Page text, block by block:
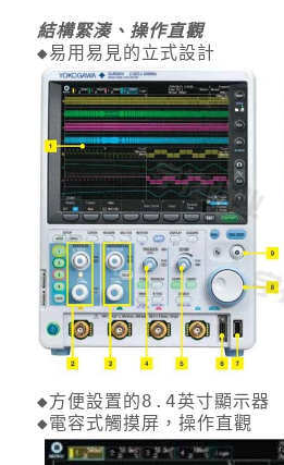
結構緊湊、操作直觀
◆易用易見的立式設計
◆方便設置的8.4英寸顯示器
◆電容式觸摸屏，操作直觀